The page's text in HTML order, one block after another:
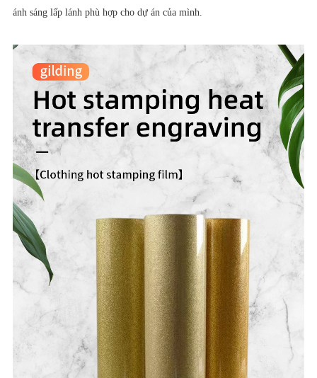
ánh sáng lấp lánh phù hợp cho dự án của mình.